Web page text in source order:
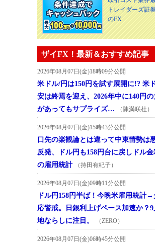
トレイダーズ証
のFX
ザイFX！最新＆おすすめ記事
2026年08月07日(金)18時09分公開
米ドル/円は150円を試す展開に!? 米
安は終焉を迎え、2026年中に140円
があってもサプライズ…
（陳満咲杜）
2026年08月07日(金)15時43分公開
口先の楽観論とは違って中東情勢は
反発、ドル円も158円台に戻しドル
の雇用統計
（持田有紀子）
2026年08月07日(金)09時11分公開
ドル円158円半ば！今晩米雇用統計
応警戒。日銀利上げペース加速か？
地ならしに注目。
（ZERO）
2026年08月07日(金)06時45分公開